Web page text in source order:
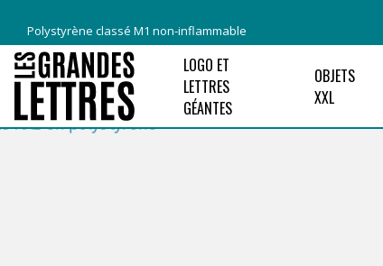
Polystyrène classé M1 non-inflammable
LOGO ET
LETTRES
GÉANTES
OBJETS
XXL